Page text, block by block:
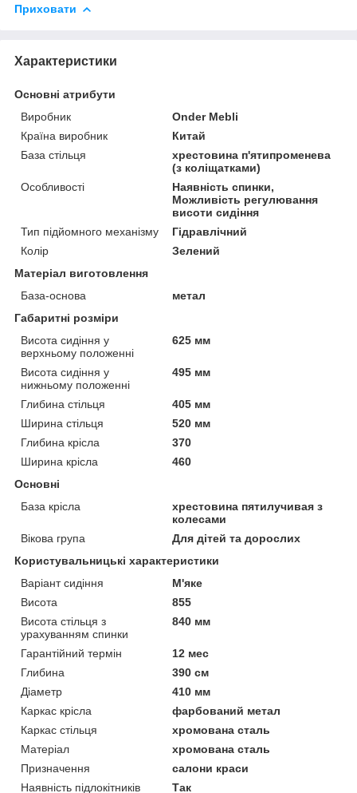
Приховати
Характеристики
Основні атрибути
Виробник
Onder Mebli
Країна виробник
Китай
База стільця
хрестовина п'ятипроменева
(з коліщатками)
Особливості
Наявність спинки,
Можливість регулювання
висоти сидіння
Тип підйомного механізму
Гідравлічний
Колір
Зелений
Матеріал виготовлення
База-основа
метал
Габаритні розміри
Висота сидіння у
верхньому положенні
625 мм
Висота сидіння у
нижньому положенні
495 мм
Глибина стільця
405 мм
Ширина стільця
520 мм
Глибина крісла
370
Ширина крісла
460
Основні
База крісла
хрестовина пятилучивая з
колесами
Вікова група
Для дітей та дорослих
Користувальницькі характеристики
Варіант сидіння
М'яке
Висота
855
Висота стільця з
урахуванням спинки
840 мм
Гарантійний термін
12 мес
Глибина
390 см
Діаметр
410 мм
Каркас крісла
фарбований метал
Каркас стільця
хромована сталь
Матеріал
хромована сталь
Призначення
салони краси
Наявність підлокітників
Так